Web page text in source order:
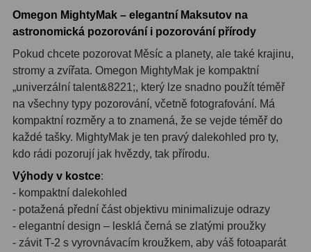
S mřížkou6
Speciální1
Ostatní29
Barlow65
Filtry181
Měsíční a Polarizační
Sluneční 43
CLS a UHC13
Omegon MightyMak – elegantní Maksutov na
astronomická pozorování i pozorování přírody
Pokud chcete pozorovat Měsíc a planety, ale také krajinu,
stromy a zvířata. Omegon MightyMak je kompaktní
„univerzální talent&8221;, který lze snadno použít téměř
na všechny typy pozorování, včetně fotografování. Má
kompaktní rozměry a to znamená, že se vejde téměř do
každé tašky. MightyMak je ten pravý dalekohled pro ty,
kdo rádi pozorují jak hvězdy, tak přírodu.
Výhody v kostce:
- kompaktní dalekohled
- potažená přední část objektivu minimalizuje odrazy
- elegantní design – lesklá černá se zlatými proužky
- závit T-2 s vyrovnávacím kroužkem, aby váš fotoaparát